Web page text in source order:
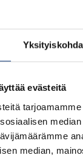
evästeitä
median,